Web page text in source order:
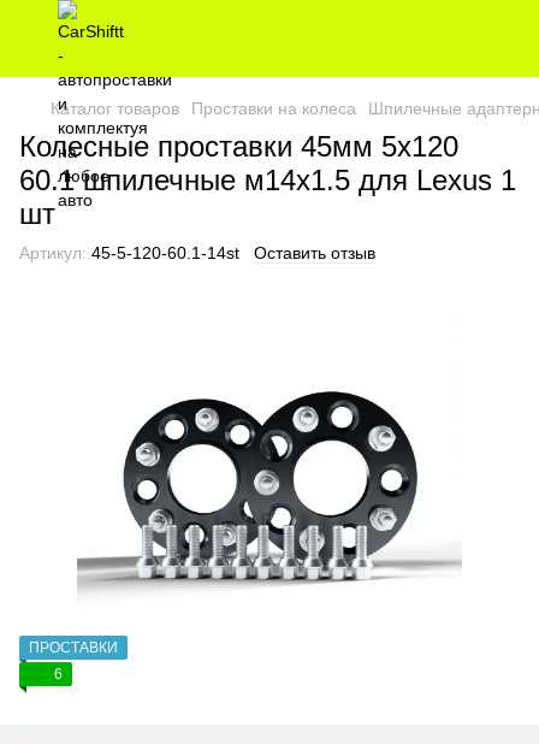
Каталог товаров Проставки на колеса Шпилечные
Колесные проставки 45мм 5х120
60.1 шпилечные м14х1.5 для Lexus 1
шт
Артикул: 45-5-120-60.1-14st Оставить отзыв
ПРОСТАВКИ
6